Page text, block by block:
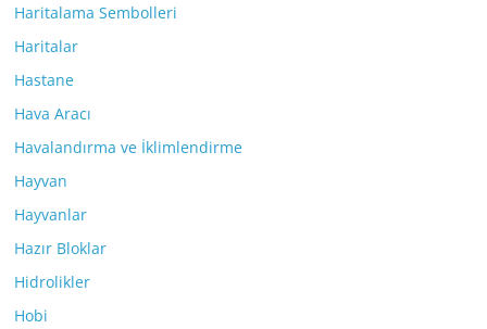
Haritalama Sembolleri
Haritalar
Hastane
Hava Aracı
Havalandırma ve İklimlendirme
Hayvan
Hayvanlar
Hazır Bloklar
Hidrolikler
Hobi